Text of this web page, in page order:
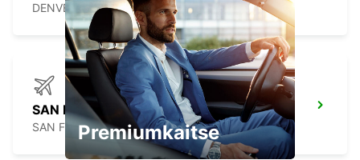
DENVER - UNITED STATES OF AMERICA
SAN FRANCISCO AIRPORT
SAN FRANCISCO - UNITED STATES OF AMERICA
Premiumkaitse